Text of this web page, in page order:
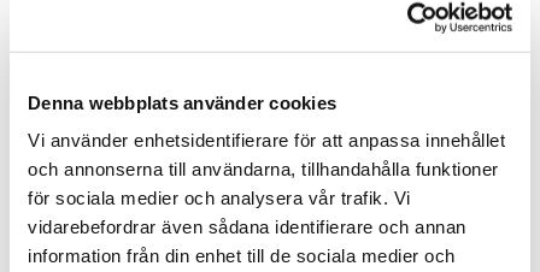
Denna webbplats använder cookies
Vi använder enhetsidentifierare för att anpassa innehållet
och annonserna till användarna, tillhandahålla funktioner
för sociala medier och analysera vår trafik. Vi
vidarebefordrar även sådana identifierare och annan
information från din enhet till de sociala medier och
för;
Mrf-bärgarna
Allbärgning